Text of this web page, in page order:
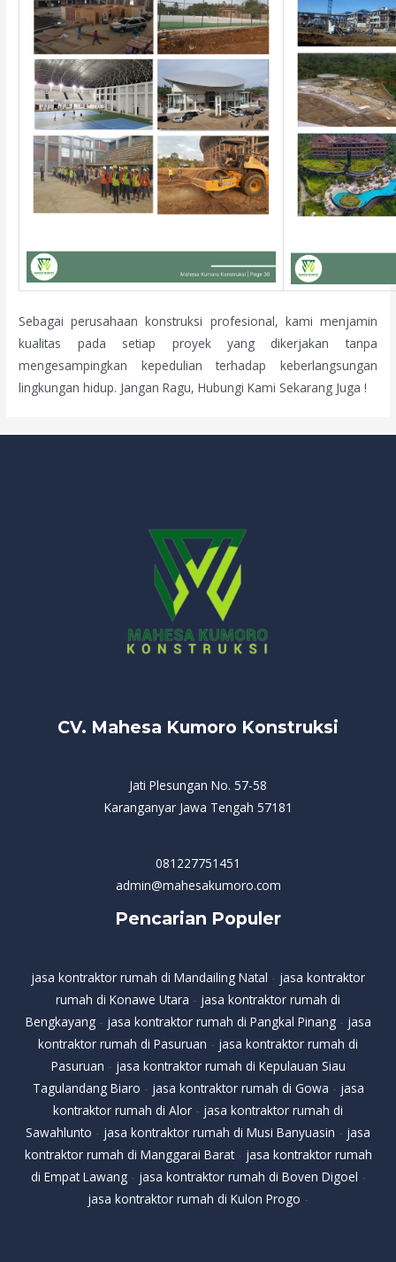
Sebagai perusahaan konstruksi profesional, kami menjamin
kualitas pada setiap proyek yang dikerjakan tanpa
mengesampingkan kepedulian terhadap keberlangsungan
lingkungan hidup. Jangan Ragu, Hubungi Kami Sekarang Juga !
CV. Mahesa Kumoro Konstruksi
Jati Plesungan No. 57-58
Karanganyar Jawa Tengah 57181
081227751451
admin@mahesakumoro.com
Pencarian Populer
jasa kontraktor rumah di Mandailing Natal - jasa kontraktor
rumah di Konawe Utara - jasa kontraktor rumah di
Bengkayang- jasa kontraktor rumah di Pangkal Pinang- jasa
kontraktor rumah di Pasuruan - jasa kontraktor rumah di
Pasuruan - jasa kontraktor rumah di Kepulauan Siau
Tagulandang Biaro - jasa kontraktor rumah di Gowa - jasa
kontraktor rumah di Alor - jasa kontraktor rumah di
Sawahlunto - jasa kontraktor rumah di Musi Banyuasin - jasa
kontraktor rumah di Manggarai Barat- jasa kontraktor rumah
di Empat Lawang- jasa kontraktor rumah di Boven Digoel -
jasa kontraktor rumah di Kulon Progo -